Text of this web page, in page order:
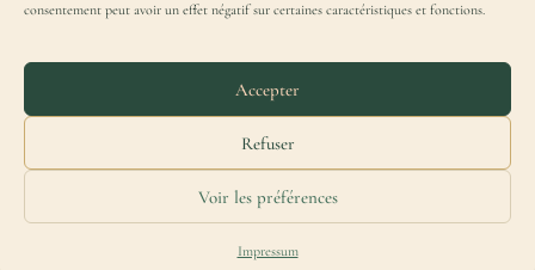
consentement peut avoir un effet négatif sur certaines caractéristiques et fonctions.
Accepter
Refuser
Voir les préférences
Impressum
J'accepte de recevoir la Missive Magique et j'ai lu lapolitique de
Merydar® est une marque française déposée à l'INPI — Tous droits réservés.